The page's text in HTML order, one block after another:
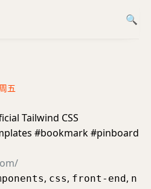
五
Tailwind CSS
#bookmark #pinboard
, css, front-end, n